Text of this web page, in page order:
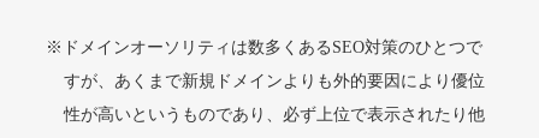
詳細を見る
※ドメインオーソリティは数多くあるSEO対策のひとつで
すが、あくまで新規ドメインよりも外的要因により優位
性が高いというものであり、必ず上位で表示されたり他